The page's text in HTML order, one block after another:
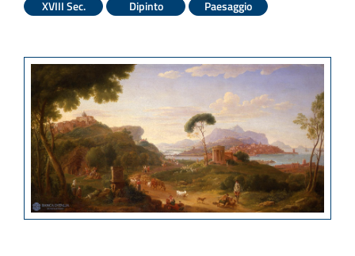
XVIII Sec. Dipinto Paesaggio